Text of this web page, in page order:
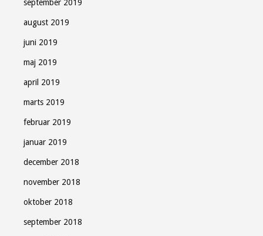
september 2019
august 2019
juni 2019
maj 2019
april 2019
marts 2019
februar 2019
januar 2019
december 2018
november 2018
oktober 2018
september 2018